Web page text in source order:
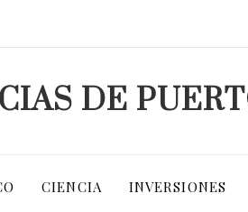
DE
CIENCIA INVERSIONES